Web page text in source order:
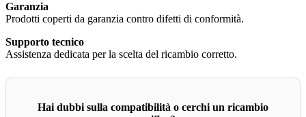
Garanzia
Prodotti coperti da garanzia contro difetti di conformità.
Supporto tecnico
Assistenza dedicata per la scelta del ricambio corretto.
Hai dubbi sulla compatibilità o cerchi un ricambio